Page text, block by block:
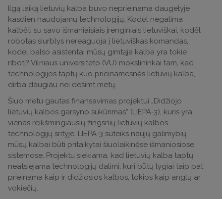
Ilgą laiką lietuvių kalba buvo neprieinama daugelyje
kasdien naudojamų technologijų. Kodėl negalima
kalbėti su savo išmaniaisiais įrenginiais lietuviškai, kodėl
robotas siurblys nereaguoja į lietuviškas komandas,
kodėl balso asistentai mūsų gimtąja kalba yra tokie
riboti? Vilniaus universiteto (VU) mokslininkai tam, kad
technologijos taptų kuo prieinamesnės lietuvių kalba,
dirba daugiau nei dešimt metų.
Šiuo metu gautas finansavimas projektui „Didžiojo
lietuvių kalbos garsyno sukūrimas“ (LIEPA-3), kuris yra
vienas reikšmingiausių žingsnių lietuvių kalbos
technologijų srityje. LIEPA-3 suteiks naujų galimybių
mūsų kalbai būti pritaikytai šiuolaikinėse išmaniosiose
sistemose. Projektu siekiama, kad lietuvių kalba taptų
neatsiejama technologijų dalimi, kuri būtų lygiai taip pat
prieinama kaip ir didžiosios kalbos, tokios kaip anglų ar
vokiečių.